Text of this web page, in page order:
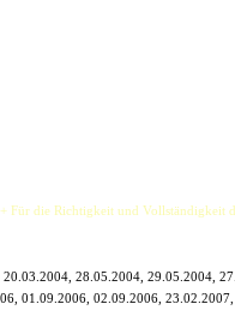
+ Für die Richtigkeit und Vollständigkeit
28.05.2004, 29.05.2004,
01.09.2006, 02.09.2006,